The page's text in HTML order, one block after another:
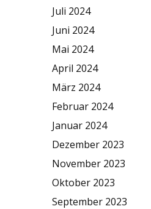
Juli 2024
Juni 2024
Mai 2024
April 2024
März 2024
Februar 2024
Januar 2024
Dezember 2023
November 2023
Oktober 2023
September 2023